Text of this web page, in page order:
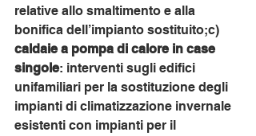
relative allo smaltimento e alla
bonifica dell’impianto sostituito;c)
caldaie a pompa di calore in case
singole: interventi sugli edifici
unifamiliari per la sostituzione degli
impianti di climatizzazione invernale
esistenti con impianti per il